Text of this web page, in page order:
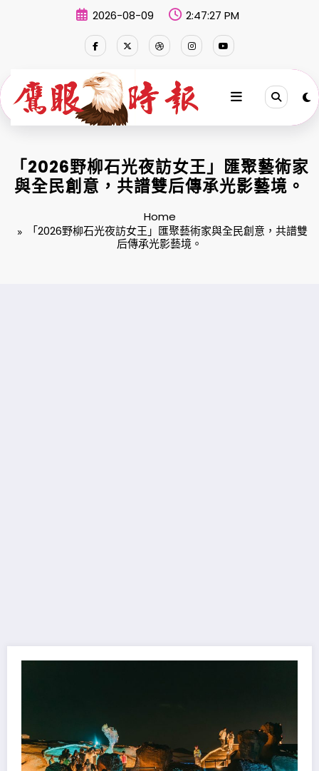
2026-08-09 2:47:28 PM
「2026野柳石光夜訪女王」匯聚藝術家
與全民創意，共譜雙后傳承光影藝境。
Home
「2026野柳石光夜訪女王」匯聚藝術家與全民創意，共譜雙
后傳承光影藝境。